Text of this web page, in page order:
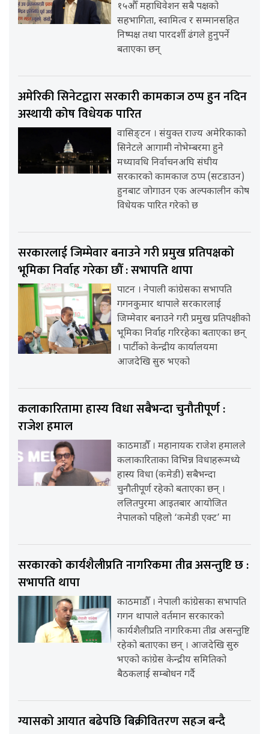
१५औँ महाधिवेशन सबै पक्षको
सहभागिता, स्वामित्व र सम्मानसहित
निष्पक्ष तथा पारदर्शी ढंगले हुनुपर्ने
बताएका छन्
अमेरिकी सिनेटद्वारा सरकारी कामकाज ठप्प हुन नदिन
अस्थायी कोष विधेयक पारित
वासिङ्टन । संयुक्त राज्य अमेरिकाको
सिनेटले आगामी नोभेम्बरमा हुने
मध्यावधि निर्वाचनअघि संघीय
सरकारको कामकाज ठप्प (सटडाउन)
हुनबाट जोगाउन एक अल्पकालीन कोष
विधेयक पारित गरेको छ
सरकारलाई जिम्मेवार बनाउने गरी प्रमुख प्रतिपक्षको
भूमिका निर्वाह गरेका छौँ : सभापति थापा
पाटन । नेपाली कांग्रेसका सभापति
गगनकुमार थापाले सरकारलाई
जिम्मेवार बनाउने गरी प्रमुख प्रतिपक्षीको
भूमिका निर्वाह गरिरहेका बताएका छन्
। पार्टीको केन्द्रीय कार्यालयमा
आजदेखि सुरु भएको
कलाकारितामा हास्य विधा सबैभन्दा चुनौतीपूर्ण :
राजेश हमाल
काठमाडौँ । महानायक राजेश हमालले
कलाकारिताका विभिन्न विधाहरूमध्ये
हास्य विधा (कमेडी) सबैभन्दा
चुनौतीपूर्ण रहेको बताएका छन् ।
ललितपुरमा आइतबार आयोजित
नेपालको पहिलो ‘कमेडी एक्ट’ मा
सरकारको कार्यशैलीप्रति नागरिकमा तीव्र असन्तुष्टि छ :
सभापति थापा
काठमाडौँ । नेपाली कांग्रेसका सभापति
गगन थापाले वर्तमान सरकारको
कार्यशैलीप्रति नागरिकमा तीव्र असन्तुष्टि
रहेको बताएका छन् । आजदेखि सुरु
भएको कांग्रेस केन्द्रीय समितिको
बैठकलाई सम्बोधन गर्दै
ग्यासको आयात बढेपछि बिक्रीवितरण सहज बन्दै